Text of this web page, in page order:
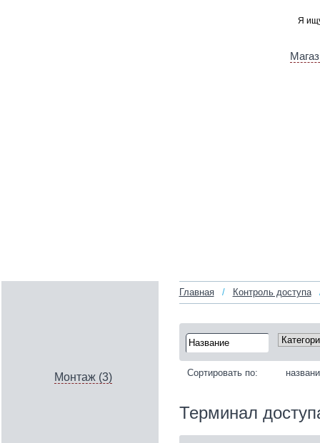
Монтаж (3)
Главная / Контроль доступа
Сортировать по:
Терминал